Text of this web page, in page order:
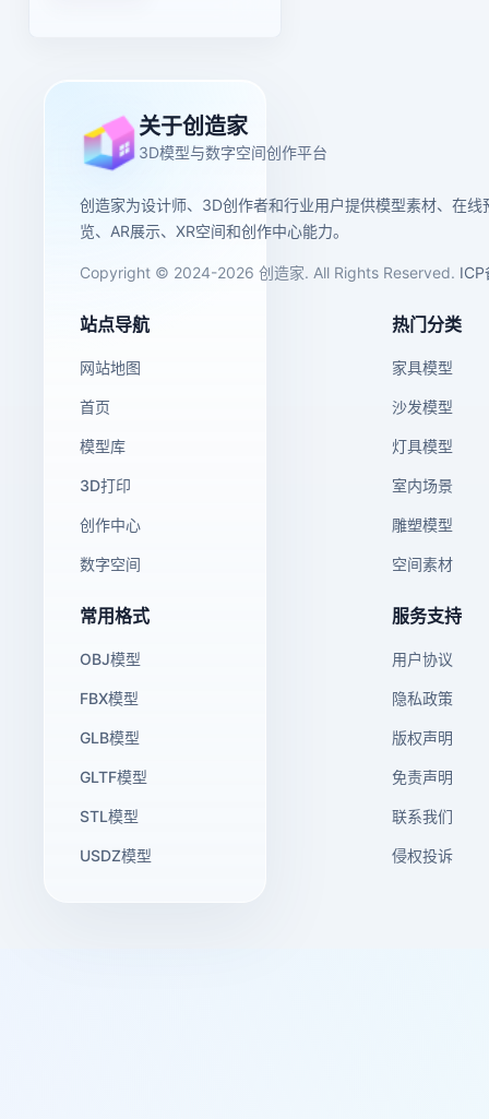
关于创造家
3D模型与数字空间创作平台
创造家为设计师、3D创作者和行业用户提供模型素材、在线
览、AR展示、XR空间和创作中心能力。
Copyright © 2024-2026 创造家. All Rights Reserved. ICP
站点导航
网站地图
首页
模型库
3D打印
创作中心
数字空间
热门分类
家具模型
沙发模型
灯具模型
室内场景
雕塑模型
空间素材
常用格式
OBJ模型
FBX模型
GLB模型
GLTF模型
STL模型
USDZ模型
服务支持
用户协议
隐私政策
版权声明
免责声明
联系我们
侵权投诉